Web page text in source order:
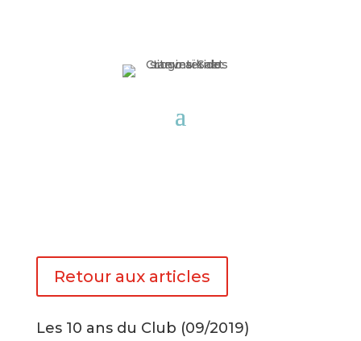
Retour aux articles
Les 10 ans du Club (09/2019)